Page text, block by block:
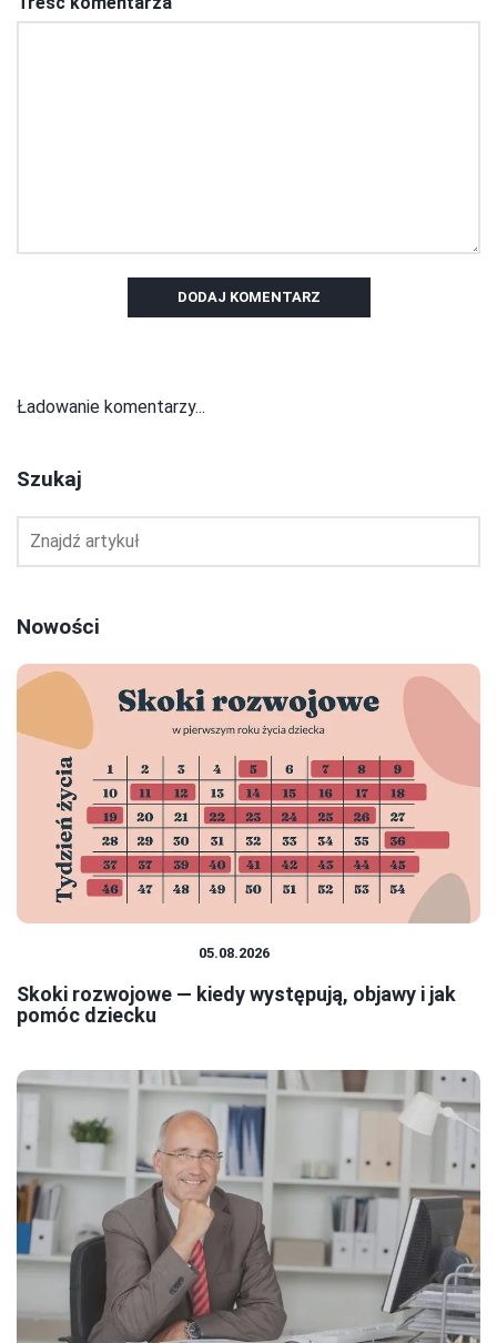
DODAJ KOMENTARZ
Ładowanie komentarzy...
Szukaj
Nowości
05.08.2026
Skoki rozwojowe — kiedy występują, objawy i jak
pomóc dziecku